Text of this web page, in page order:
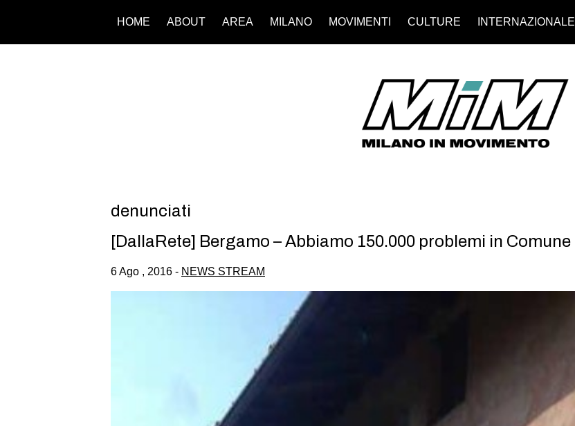
HOME ABOUT AREA MILANO MOVIMENTI CULTURE INTERNAZIONALE
denunciati
[DallaRete] Bergamo – Abbiamo 150.000 problemi in Comune
6 Ago , 2016 - NEWS STREAM